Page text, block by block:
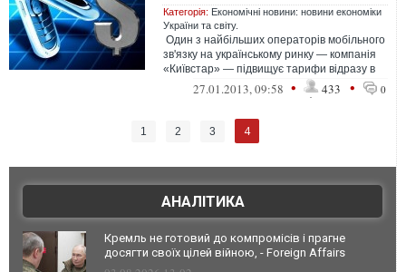
Категорія: Економічні новини: новини економіки
України та світу.
Один з найбільших операторів мобільного
зв'язку на українському ринку — компанія
«Київстар» — підвищує тарифи відразу в
50 своїх тариф...
27.01.2013, 09:58 • 433 • 0
1 2 3 4
АНАЛІТИКА
Кремль не готовий до компромісів і прагне
досягти своїх цілей війною, - Foreign Affairs